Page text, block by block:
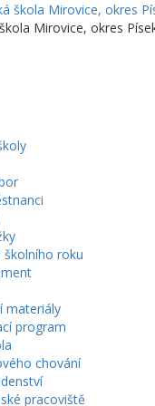
Mirovice, okres
roku
materiály
program
chování
pracoviště